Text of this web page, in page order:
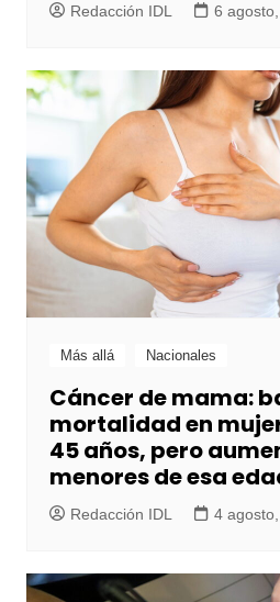
Redacción IDL 6
Más allá Nacionales
Cáncer de mama:
mortalidad en
45 años, pero
menores de esa
Redacción IDL 4